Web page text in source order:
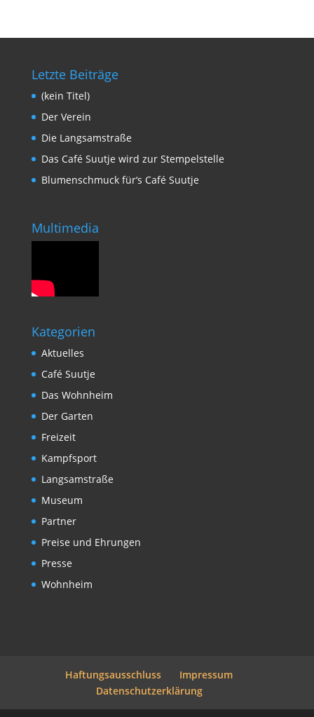
Letzte Beiträge
(kein Titel)
Der Verein
Die Langsamstraße
Das Café Suutje wird zur Stempelstelle
Blumenschmuck für‘s Café Suutje
Multimedia
Kategorien
Aktuelles
Café Suutje
Das Wohnheim
Der Garten
Freizeit
Kampfsport
Langsamstraße
Museum
Partner
Preise und Ehrungen
Presse
Wohnheim
Haftungsausschluss
Impressum
Datenschutzerklärung